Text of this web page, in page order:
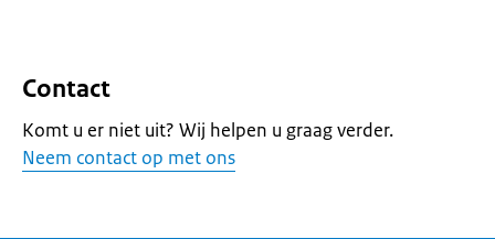
Contact
Komt u er niet uit? Wij helpen u graag verder.
Neem contact op met ons